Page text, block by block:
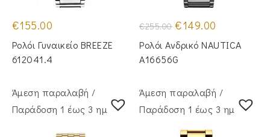
€155.00
Ρολόι Γυναικείο BREEZE
612041.4
€255.00 Original
price
was:
€255.00.
€149.00
τιμή
είναι:
Ρολόι Ανδρικό NAUTICA
A16656G
Άμεση παραλαβή /
Παράδoση 1 έως 3 ημέρες
Άμεση παραλαβή /
Παράδoση 1 έως 3 ημέρες